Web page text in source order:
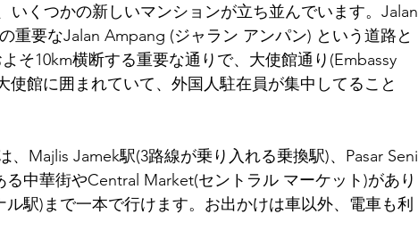
いくつかの新しいマンションが立ち並んでいます。Jalan
重要なJalan Ampang (ジャラン アンパン) という道路と
そ10km横断する重要な通りで、大使館通り(Embassy
使館に囲まれていて、外国人駐在員が集中してること
、Majlis Jamek駅(3路線が乗り入れる乗換駅)、Pasar Seni
中華街やCentral Market(セントラル マーケット)があり
ル駅)まで一本で行けます。お出かけは車以外、電車も利